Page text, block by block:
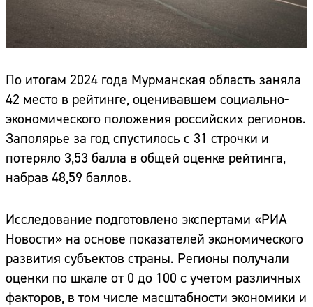
По итогам 2024 года Мурманская область заняла
42 место в рейтинге, оценивавшем социально-
экономического положения российских регионов.
Заполярье за год спустилось с 31 строчки и
потеряло 3,53 балла в общей оценке рейтинга,
набрав 48,59 баллов.
Исследование подготовлено экспертами «РИА
Новости» на основе показателей экономического
развития субъектов страны. Регионы получали
оценки по шкале от 0 до 100 с учетом различных
факторов, в том числе масштабности экономики и